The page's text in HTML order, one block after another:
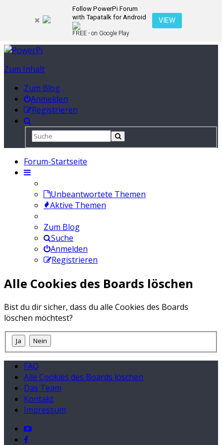
Follow PowerPi Forum
with Tapatalk for Android
FREE - on Google Play
VIEW
Zum Inhalt
Zum Blog
Anmelden
Registrieren
Forum-Startseite
Unbeantwortete Themen
Aktive Themen
Zum Blog
Suche
Anmelden
Registrieren
Alle Cookies des Boards löschen
Bist du dir sicher, dass du alle Cookies des Boards
löschen möchtest?
FAQ
Alle Cookies des Boards löschen
Das Team
Kontakt
Impressum